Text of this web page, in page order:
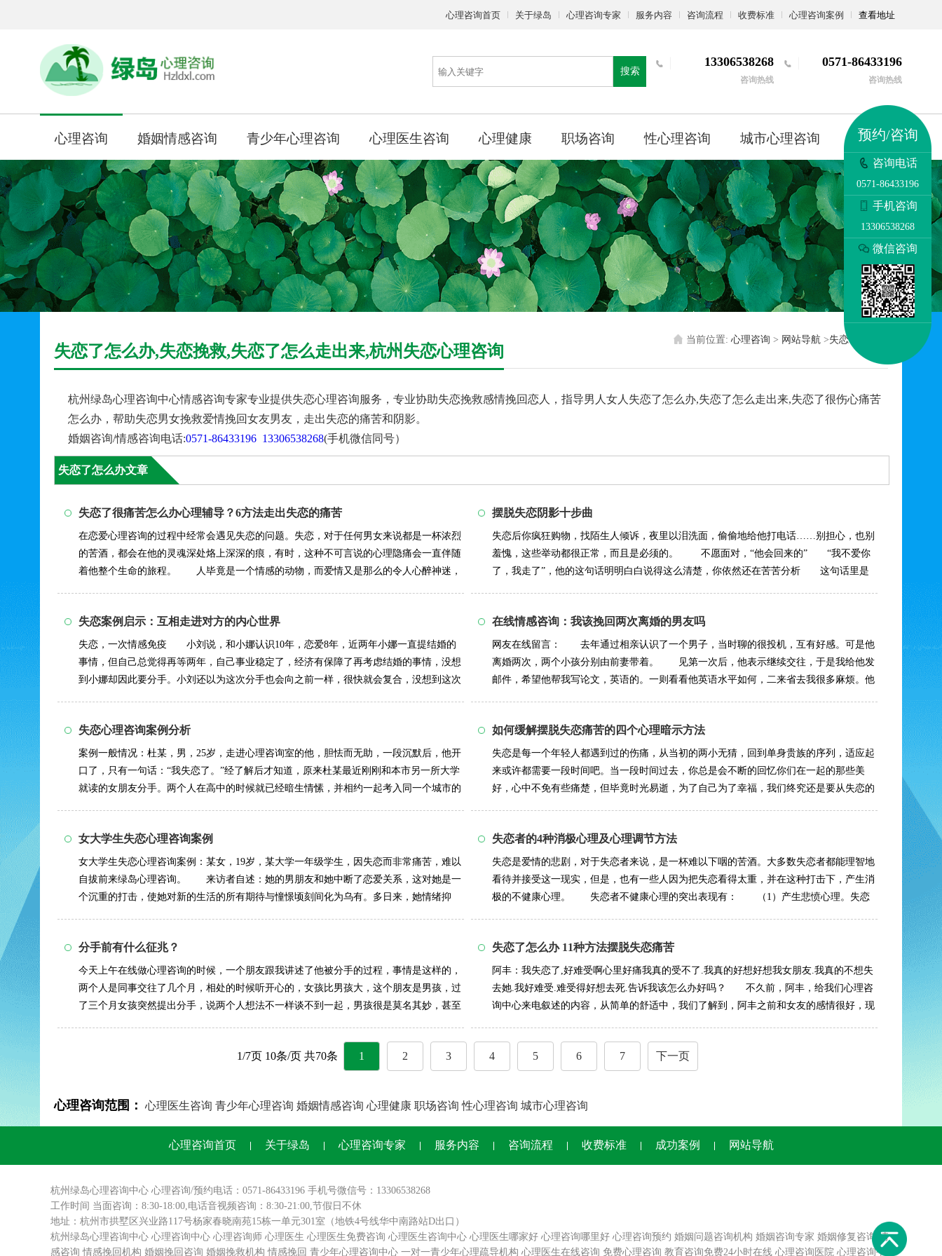
心理咨询首页 关于绿岛 心理咨询专家 服务内容 咨询流程 收费标准 心理咨询案例 查看地址
搜索
13306538268
咨询热线
0571-86433196
咨询热线
心理咨询 婚姻情感咨询 青少年心理咨询 心理医生咨询 心理健康 职场咨询 性心理咨询 城市心理咨询 更多
失恋了怎么办,失恋挽救,失恋了怎么走出来,杭州失恋心理咨询
当前位置: 心理咨询 > 网站导航 >失恋了怎么办
杭州绿岛心理咨询中心情感咨询专家专业提供失恋心理咨询服务，专业协助失恋挽救感情挽回恋人，指导男人女人失恋了怎么办,失恋了怎么走出来,失恋了很伤心痛苦
怎么办，帮助失恋男女挽救爱情挽回女友男友，走出失恋的痛苦和阴影。
婚姻咨询/情感咨询电话:0571-86433196 13306538268(手机微信同号）
失恋了怎么办文章
失恋了很痛苦怎么办心理辅导？6方法走出失恋的痛苦
在恋爱心理咨询的过程中经常会遇见失恋的问题。失恋，对于任何男女来说都是一杯浓烈
的苦酒，都会在他的灵魂深处烙上深深的痕，有时，这种不可言说的心理隐痛会一直伴随
着他整个生命的旅程。 人毕竟是一个情感的动物，而爱情又是那么的令人心醉神迷，
摆脱失恋阴影十步曲
失恋后你疯狂购物，找陌生人倾诉，夜里以泪洗面，偷偷地给他打电话……别担心，也别
羞愧，这些举动都很正常，而且是必须的。 不愿面对，“他会回来的” “我不爱你
了，我走了”，他的这句话明明白白说得这么清楚，你依然还在苦苦分析 这句话里是
失恋案例启示：互相走进对方的内心世界
失恋，一次情感免疫 小刘说，和小娜认识10年，恋爱8年，近两年小娜一直提结婚的
事情，但自己总觉得再等两年，自己事业稳定了，经济有保障了再考虑结婚的事情，没想
到小娜却因此要分手。小刘还以为这次分手也会向之前一样，很快就会复合，没想到这次
在线情感咨询：我该挽回两次离婚的男友吗
网友在线留言： 去年通过相亲认识了一个男子，当时聊的很投机，互有好感。可是他
离婚两次，两个小孩分别由前妻带着。 见第一次后，他表示继续交往，于是我给他发
邮件，希望他帮我写论文，英语的。一则看看他英语水平如何，二来省去我很多麻烦。他
失恋心理咨询案例分析
案例一般情况：杜某，男，25岁，走进心理咨询室的他，胆怯而无助，一段沉默后，他开
口了，只有一句话：“我失恋了。”经了解后才知道，原来杜某最近刚刚和本市另一所大学
就读的女朋友分手。两个人在高中的时候就已经暗生情愫，并相约一起考入同一个城市的
如何缓解摆脱失恋痛苦的四个心理暗示方法
失恋是每一个年轻人都遇到过的伤痛，从当初的两小无猜，回到单身贵族的序列，适应起
来或许都需要一段时间吧。当一段时间过去，你总是会不断的回忆你们在一起的那些美
好，心中不免有些痛楚，但毕竟时光易逝，为了自己为了幸福，我们终究还是要从失恋的
女大学生失恋心理咨询案例
女大学生失恋心理咨询案例：某女，19岁，某大学一年级学生，因失恋而非常痛苦，难以
自拔前来绿岛心理咨询。 来访者自述：她的男朋友和她中断了恋爱关系，这对她是一
个沉重的打击，使她对新的生活的所有期待与憧憬顷刻间化为乌有。多日来，她情绪抑
失恋者的4种消极心理及心理调节方法
失恋是爱情的悲剧，对于失恋者来说，是一杯难以下咽的苦酒。大多数失恋者都能理智地
看待并接受这一现实，但是，也有一些人因为把失恋看得太重，并在这种打击下，产生消
极的不健康心理。 失恋者不健康心理的突出表现有： （1）产生悲愤心理。失恋
分手前有什么征兆？
今天上午在线做心理咨询的时候，一个朋友跟我讲述了他被分手的过程，事情是这样的，
两个人是同事交往了几个月，相处的时候听开心的，女孩比男孩大，这个朋友是男孩，过
了三个月女孩突然提出分手，说两个人想法不一样谈不到一起，男孩很是莫名其妙，甚至
失恋了怎么办 11种方法摆脱失恋痛苦
阿丰：我失恋了,好难受啊心里好痛我真的受不了.我真的好想好想我女朋友.我真的不想失
去她.我好难受.难受得好想去死.告诉我该怎么办好吗？ 不久前，阿丰，给我们心理咨
询中心来电叙述的内容，从简单的舒适中，我们了解到，阿丰之前和女友的感情很好，现
1/7页 10条/页 共70条 1 2 3 4 5 6 7 下一页
心理咨询范围： 心理医生咨询 青少年心理咨询 婚姻情感咨询 心理健康 职场咨询 性心理咨询 城市心理咨询
预约/咨询
咨询电话
0571-86433196
手机咨询
13306538268
微信咨询
心理咨询首页 关于绿岛 心理咨询专家 服务内容 咨询流程 收费标准 成功案例 网站导航
杭州绿岛心理咨询中心 心理咨询/预约电话：0571-86433196 手机号微信号：13306538268
工作时间 当面咨询：8:30-18:00,电话音视频咨询：8:30-21:00,节假日不休
地址：杭州市拱墅区兴业路117号杨家春晓南苑15栋一单元301室（地铁4号线华中南路站D出口）
杭州绿岛心理咨询中心 心理咨询中心 心理咨询师 心理医生 心理医生免费咨询 心理医生咨询中心 心理医生哪家好 心理咨询哪里好 心理咨询预约 婚姻问题咨询机构 婚姻咨询专家 婚姻修复咨询 情
感咨询 情感挽回机构 婚姻挽回咨询 婚姻挽救机构 情感挽回 青少年心理咨询中心 一对一青少年心理疏导机构 心理医生在线咨询 免费心理咨询 教育咨询免费24小时在线 心理咨询医院 心理咨询平